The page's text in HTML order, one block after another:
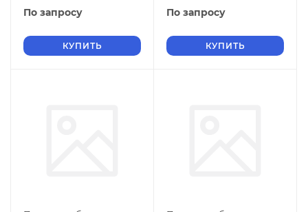
По запросу
КУПИТЬ
По запросу
КУПИТЬ